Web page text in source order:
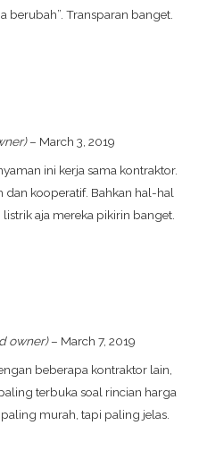
berubah”. Transparan banget.
– March 3, 2019
ini kerja sama kontraktor.
kooperatif. Bahkan hal-hal
aja mereka pikirin banget.
owner) – March 7, 2019
beberapa kontraktor lain,
terbuka soal rincian harga
murah, tapi paling jelas.